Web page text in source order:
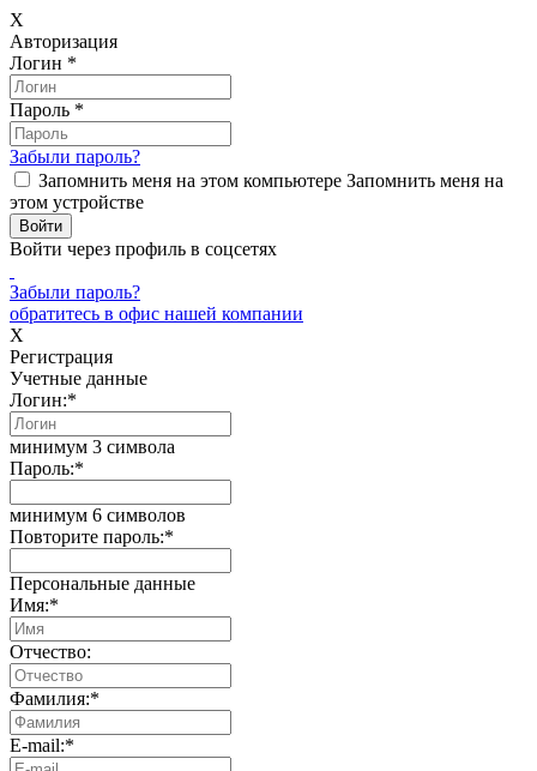
X
Авторизация
Логин *
Пароль *
Забыли пароль?
Запомнить меня на этом компьютере Запомнить меня на
этом устройстве
Войти через профиль в соцсетях
Забыли пароль?
обратитесь в офис нашей компании
X
Регистрация
Учетные данные
Логин:*
минимум 3 символа
Пароль:*
минимум 6 символов
Повторите пароль:*
Персональные данные
Имя:*
Отчество:
Фамилия:*
E-mail:*